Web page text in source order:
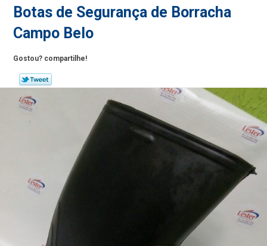
Botas de Segurança de Borracha
Campo Belo
Gostou? compartilhe!